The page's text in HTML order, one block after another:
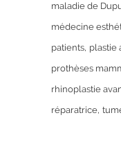
maladie de
médecine
patients plastie
prothèses
rhinoplastie
réparatrice